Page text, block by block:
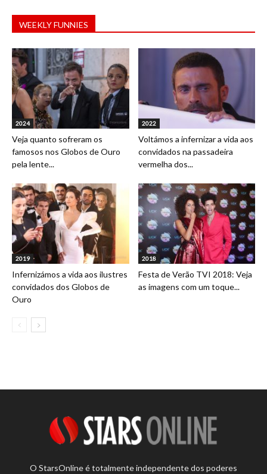
WEEKLY FUNNIES
2024
Veja quanto sofreram os
famosos nos Globos de Ouro
pela lente...
2022
Voltámos a infernizar a vida aos
convidados na passadeira
vermelha dos...
2019
Infernizámos a vida aos ilustres
convidados dos Globos de
Ouro
2018
Festa de Verão TVI 2018: Veja
as imagens com um toque...
O StarsOnline é totalmente independente dos poderes